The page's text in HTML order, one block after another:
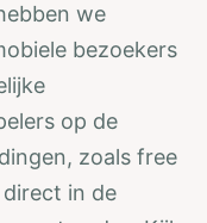
we
bezoekers
op de
zoals free
direct in de